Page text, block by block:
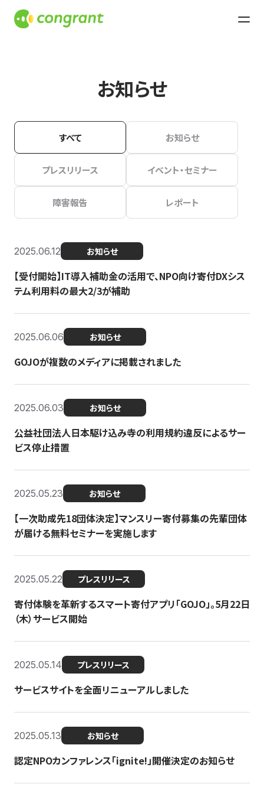
お知らせ
すべて お知らせ
プレスリリース イベント・セミナー
障害報告 レポート
2025.06.12 お知らせ
【受付開始】IT導入補助金の活用で、NPO向け寄付DXシス
テム利用料の最大2/3が補助
2025.06.06 お知らせ
GOJOが複数のメディアに掲載されました
2025.06.03 お知らせ
公益社団法人日本駆け込み寺の利用規約違反によるサー
ビス停止措置
2025.05.23 お知らせ
【一次助成先18団体決定】マンスリー寄付募集の先輩団体
が届ける無料セミナーを実施します
2025.05.22 プレスリリース
寄付体験を革新するスマート寄付アプリ「GOJO」。5月22日
（木）サービス開始
2025.05.14 プレスリリース
サービスサイトを全面リニューアルしました
2025.05.13 お知らせ
認定NPOカンファレンス「ignite!」開催決定のお知らせ